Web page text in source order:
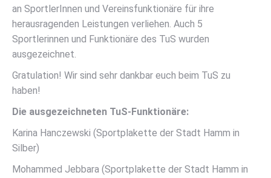
an SportlerInnen und Vereinsfunktionäre für ihre
herausragenden Leistungen verliehen. Auch 5
Sportlerinnen und Funktionäre des TuS wurden
ausgezeichnet.
Gratulation! Wir sind sehr dankbar euch beim TuS zu
haben!
Die ausgezeichneten TuS-Funktionäre:
Karina Hanczewski (Sportplakette der Stadt Hamm in
Silber)
Mohammed Jebbara (Sportplakette der Stadt Hamm in